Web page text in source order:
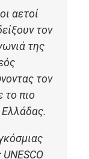
αετοί
τον
της
τον
πιο
Ελλάδας.